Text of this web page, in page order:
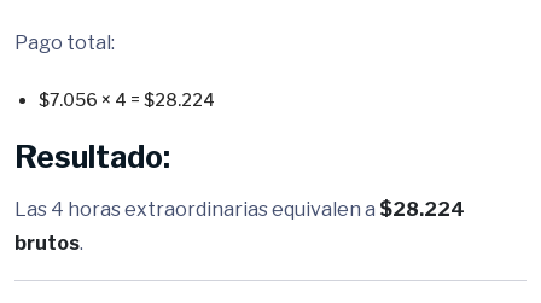
Pago total:
$7.056 × 4 = $28.224
Resultado:
Las 4 horas extraordinarias equivalen a $28.224
brutos.